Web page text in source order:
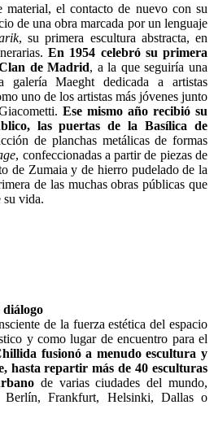
material, el contacto de nuevo con su
de una obra marcada por un lenguaje
, su primera escultura abstracta, en
En 1954 celebró su primera
de Madrid, a la que seguiría una
galería Maeght dedicada a artistas
uno de los artistas más jóvenes junto
Ese mismo año recibió su
las puertas de la Basílica de
de planchas metálicas de formas
, confeccionadas a partir de piezas de
de Zumaia y de hierro pudelado de la
de las muchas obras públicas que
vida.
diálogo
de la fuerza estética del espacio
y como lugar de encuentro para el
fusionó a menudo escultura y
hasta repartir más de 40 esculturas
de varias ciudades del mundo,
Frankfurt, Helsinki, Dallas o